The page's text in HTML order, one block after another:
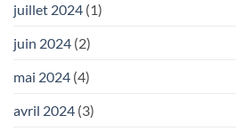
juillet 2024 (1)
juin 2024 (2)
mai 2024 (4)
avril 2024 (3)